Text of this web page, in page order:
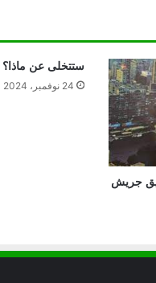
جريش
ستتخلى عن
24 نوفمبر، 2024